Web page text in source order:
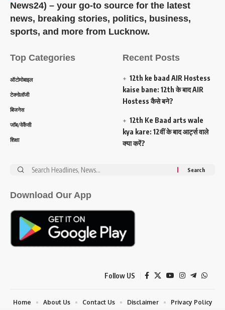
News24) – your go-to source for the latest
news, breaking stories, politics, business,
sports, and more from Lucknow.
Top Categories
ऑटोमोबाइल
टेक्नोलॉजी
बिजनेस
जॉब/वेकैंसी
शिक्षा
Recent Posts
12th ke baad AIR Hostess
kaise bane: 12th के बाद AIR
Hostess कैसे बने?
12th Ke Baad arts wale
kya kare: 12वीं के बाद आर्ट्स वाले
क्या करें?
Search
Download Our App
Follow US
Home About Us Contact Us Disclaimer
Privacy Policy